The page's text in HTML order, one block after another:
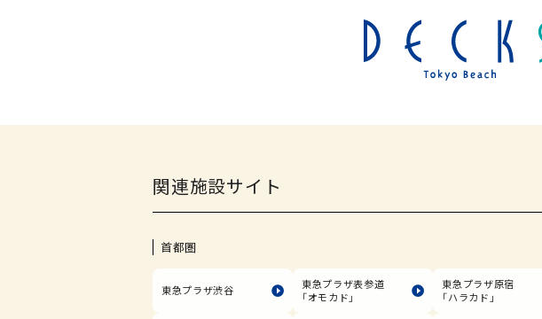
関連施設サイト
首都圏
東急プラザ渋谷
東急プラザ表参道
「オモカド」
東急プラザ原宿
「ハラカド」